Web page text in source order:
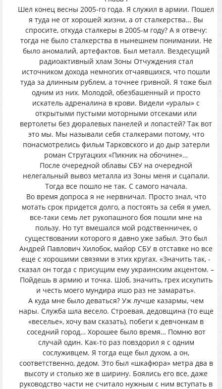
Шел конец весны 2005-го года. Я служил в армии. Пошел
я туда не от хорошей жизни, а от сталкерства… Вы
спросите, откуда сталкеры в 2005-м году? А я отвечу:
тогда не было сталкерства в нынешнем понимании. Не
было аномалий, артефактов. Был металл. Вездесущий
радиоактивный хлам Зоны Отчуждения стал
источником дохода немногих отчаявшихся, что пошли
туда за длинным рублем, а точнее гривной. Я тоже был
одним из них. Молодой, обезбашенный и просто
искатель адреналина в крови. Видели «уралы» с
открытыми пустыми моторными отсеками или
вертолеты без дюралевых панелей и лопастей? Так вот
это мы. Мы называли себя сталкерами потому, что
понасмотрелись фильм Тарковского и до дыр затерли
роман Стругацких «Пикник на обочине»…
После очередной облавы СБУ на очередной
нелегальный вывоз металла из Зоны меня и сцапали.
Тогда все пошло не так. С самого начала.
Во время допроса я не нервничал. Просто знал, что
мотать срок придется долго, а постоять за себя я умел,
все-таки семь лет рукопашного боя пошли мне на
пользу. Но тут вмешался мой родственничек, о
существовании которого я давно уже забыл. Это был
Андрей Павлович Хилобок, майор СБУ в отставке но все
еще с хорошими связями в этих кругах. «Значить так, -
сказал он тогда с присущим ему украинским акцентом. –
Пойдешь в армию и точка. Шоб, значить, грех искупить
и честь моего мундира ишо раз не замарать».
А куда мне было деваться? Уж лучше казармы, чем
нары. Служба шла весело. Строевая, дедовщина (то еще
«веселье», хочу вам сказать), побеги к девчонкам в
соседний город… Хорошее было время… Помню вот
случай один. Как-то раз повздорил я с одним
сослуживцем. Я тогда еще был духом, а он,
соответственно, дедом. Это был «шкафюра» метра два в
высоту и столько же в ширину. Боялись его все, даже
руководство части не считало нужным с ним вступать в